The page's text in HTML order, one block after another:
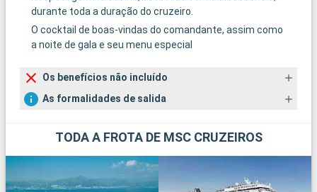
durante toda a duração do cruzeiro.
O cocktail de boas-vindas do comandante, assim como
a noite de gala e seu menu especial
Os benefícios não incluído
As formalidades de salida
TODA A FROTA DE MSC CRUZEIROS